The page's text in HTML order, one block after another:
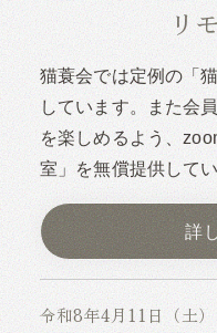
リ
猫蓑会では定例の「
しています。また会
を楽しめるよう、
室」を無償提供して
詳
令和8年4月11日（土）